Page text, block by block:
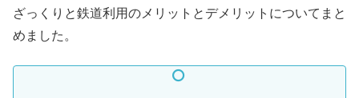
ざっくりと鉄道利用のメリットとデメリットについてまと
めました。